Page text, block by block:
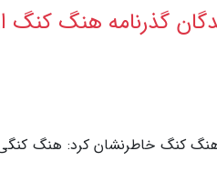
گذرنامه هنگ کنگ
کنگ خاطرنشان کرد: هنگ کنگی